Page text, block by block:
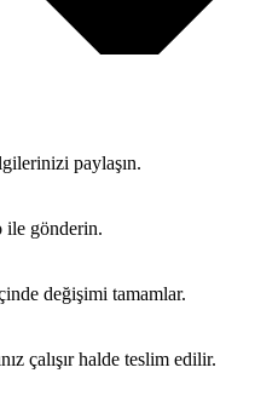
paylaşın.
ile gönderin.
değişimi tamamlar.
çalışır halde teslim edilir.